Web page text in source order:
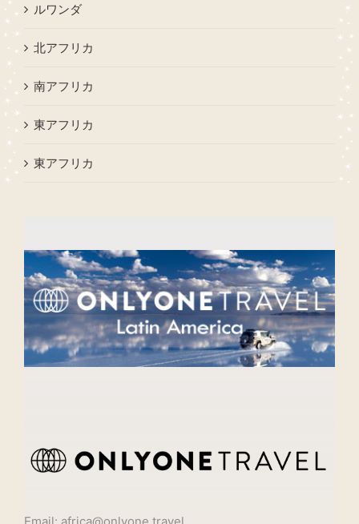
ルワンダ
北アフリカ
南アフリカ
東アフリカ
東アフリカ